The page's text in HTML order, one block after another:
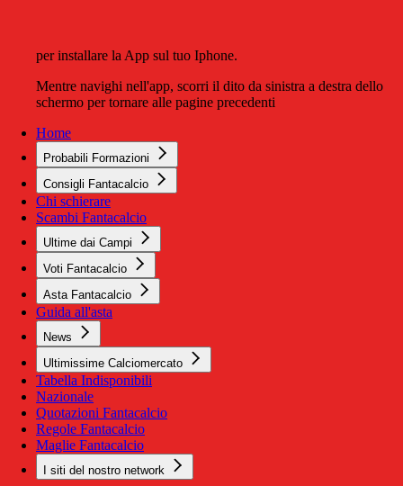
per installare la App sul tuo Iphone.
Mentre navighi nell'app, scorri il dito da sinistra a destra dello
schermo per tornare alle pagine precedenti
Home
Probabili Formazioni
Consigli Fantacalcio
Chi schierare
Scambi Fantacalcio
Ultime dai Campi
Voti Fantacalcio
Asta Fantacalcio
Guida all'asta
News
Ultimissime Calciomercato
Tabella Indisponibili
Nazionale
Quotazioni Fantacalcio
Regole Fantacalcio
Maglie Fantacalcio
I siti del nostro network